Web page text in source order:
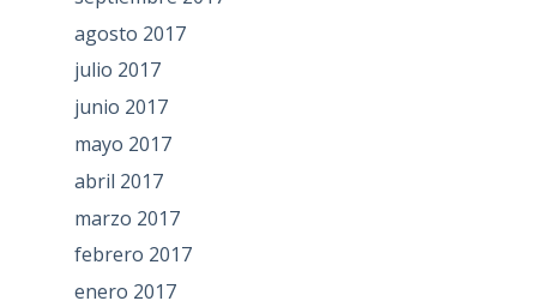
agosto 2017
julio 2017
junio 2017
mayo 2017
abril 2017
marzo 2017
febrero 2017
enero 2017